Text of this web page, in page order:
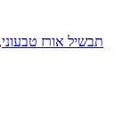
תבשיל אורז